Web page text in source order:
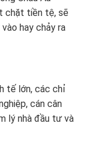
chặt tiền tệ, sẽ
hay chảy ra
tế lớn, các chỉ
cán cân
lý nhà đầu tư và